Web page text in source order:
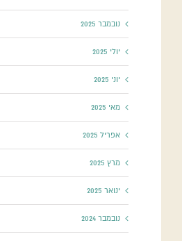
נובמבר 2025
יולי 2025
יוני 2025
מאי 2025
אפריל 2025
מרץ 2025
ינואר 2025
נובמבר 2024